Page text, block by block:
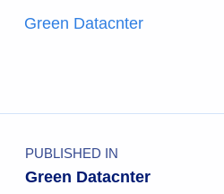
Green Datacnter
PUBLISHED IN
Green Datacnter